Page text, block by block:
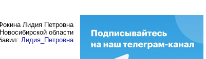
Лидия Петровна
области
Лидия_Петровна